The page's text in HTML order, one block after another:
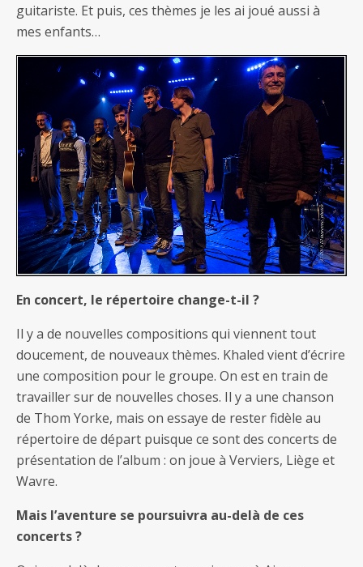
guitariste. Et puis, ces thèmes je les ai joué aussi à
mes enfants…
En concert, le répertoire change-t-il ?
Il y a de nouvelles compositions qui viennent tout
doucement, de nouveaux thèmes. Khaled vient d’écrire
une composition pour le groupe. On est en train de
travailler sur de nouvelles choses. Il y a une chanson
de Thom Yorke, mais on essaye de rester fidèle au
répertoire de départ puisque ce sont des concerts de
présentation de l’album : on joue à Verviers, Liège et
Wavre.
Mais l’aventure se poursuivra au-delà de ces
concerts ?